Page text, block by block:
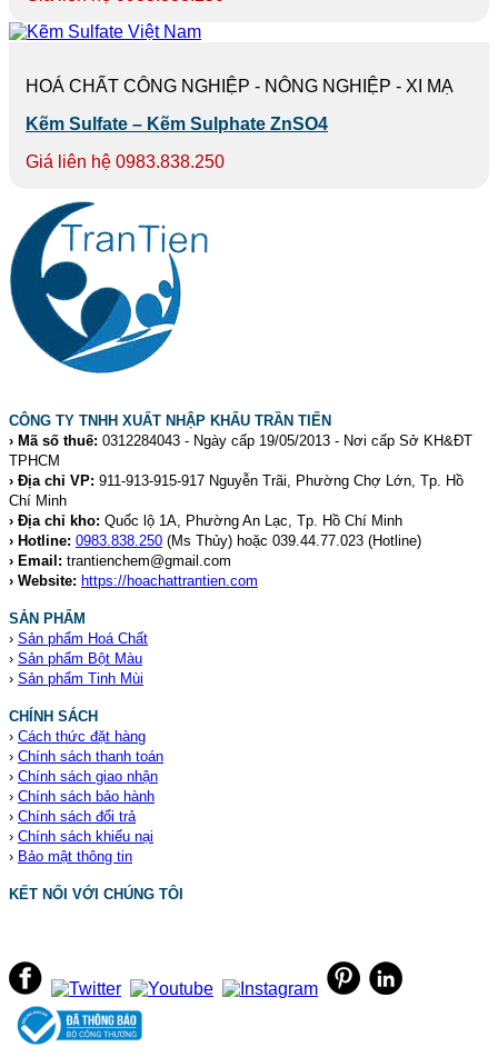
HOÁ CHẤT CÔNG NGHIỆP - NÔNG NGHIỆP - XI MẠ
Kẽm Sulfate – Kẽm Sulphate ZnSO4
Giá liên hệ 0983.838.250
CÔNG TY TNHH XUẤT NHẬP KHẨU TRẦN TIẾN
› Mã số thuế: 0312284043 - Ngày cấp 19/05/2013 - Nơi cấp Sở KH&ĐT
TPHCM
› Địa chỉ VP: 911-913-915-917 Nguyễn Trãi, Phường Chợ Lớn, Tp. Hồ
Chí Minh
› Địa chỉ kho: Quốc lộ 1A, Phường An Lạc, Tp. Hồ Chí Minh
› Hotline: 0983.838.250 (Ms Thủy) hoặc 039.44.77.023 (Hotline)
› Email: trantienchem@gmail.com
› Website: https://hoachattrantien.com
SẢN PHẨM
› Sản phẩm Hoá Chất
› Sản phẩm Bột Màu
› Sản phẩm Tinh Mùi
CHÍNH SÁCH
› Cách thức đặt hàng
› Chính sách thanh toán
› Chính sách giao nhận
› Chính sách bảo hành
› Chính sách đổi trả
› Chính sách khiếu nại
› Bảo mật thông tin
KẾT NỐI VỚI CHÚNG TÔI